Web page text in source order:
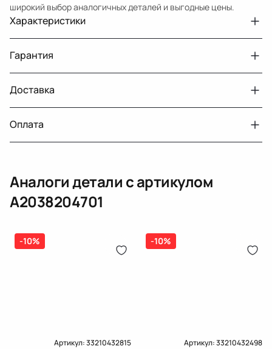
широкий выбор аналогичных деталей и выгодные цены.
Характеристики
Авто
MercedesBenz C W203
Год
2003
Тег
Мерседес Бенс СКласс
Гарантия
Двигатели с навесным или без навесного
оборудования
30 дней
Датчик давления топлива, насос
топлива, ТНВД (бензин, дизель), форсунка
бензиновая (дизельная) механическая
(электрическая), инжектор
дозатор-распределитель топлива
14 дней
Доставка
Оплата
Оплата онлайн
Карта рассрочки онлайн
Аналоги детали с артикулом
A2038204701
-10%
Артикул:33210432815
-10%
Артикул:33210432498